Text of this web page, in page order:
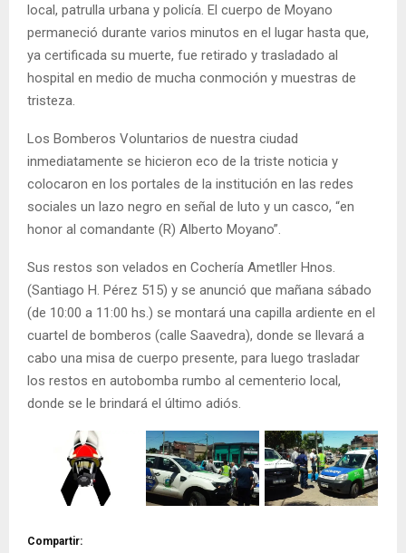
local, patrulla urbana y policía. El cuerpo de Moyano
permaneció durante varios minutos en el lugar hasta que,
ya certificada su muerte, fue retirado y trasladado al
hospital en medio de mucha conmoción y muestras de
tristeza.
Los Bomberos Voluntarios de nuestra ciudad
inmediatamente se hicieron eco de la triste noticia y
colocaron en los portales de la institución en las redes
sociales un lazo negro en señal de luto y un casco, “en
honor al comandante (R) Alberto Moyano”.
Sus restos son velados en Cochería Ametller Hnos.
(Santiago H. Pérez 515) y se anunció que mañana sábado
(de 10:00 a 11:00 hs.) se montará una capilla ardiente en el
cuartel de bomberos (calle Saavedra), donde se llevará a
cabo una misa de cuerpo presente, para luego trasladar
los restos en autobomba rumbo al cementerio local,
donde se le brindará el último adiós.
Compartir: